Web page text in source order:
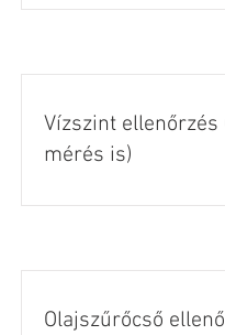
Vízszint ellenőrzés
mérés is)
Olajszűrőcső